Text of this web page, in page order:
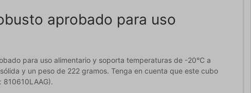
aprobado para uso
para uso alimentario y soporta temperaturas de -20°C a
y un peso de 222 gramos. Tenga en cuenta que este cubo